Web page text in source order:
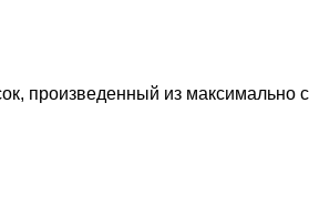
произведенный из